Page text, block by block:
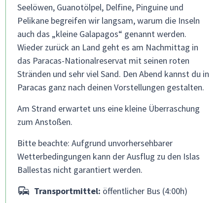
Seelöwen, Guanotölpel, Delfine, Pinguine und
Pelikane begreifen wir langsam, warum die Inseln
auch das „kleine Galapagos“ genannt werden.
Wieder zurück an Land geht es am Nachmittag in
das Paracas-Nationalreservat mit seinen roten
Stränden und sehr viel Sand. Den Abend kannst du in
Paracas ganz nach deinen Vorstellungen gestalten.
Am Strand erwartet uns eine kleine Überraschung
zum Anstoßen.
Bitte beachte: Aufgrund unvorhersehbarer
Wetterbedingungen kann der Ausflug zu den Islas
Ballestas nicht garantiert werden.
Transportmittel: öffentlicher Bus (4:00h)